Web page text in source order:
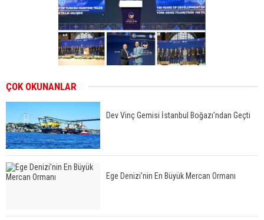
ÇOK OKUNANLAR
Dev Vinç Gemisi İstanbul Boğazı'ndan Geçti
Ege Denizi’nin En Büyük Mercan Ormanı